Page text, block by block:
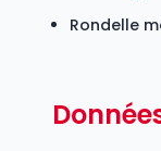
Rondelle